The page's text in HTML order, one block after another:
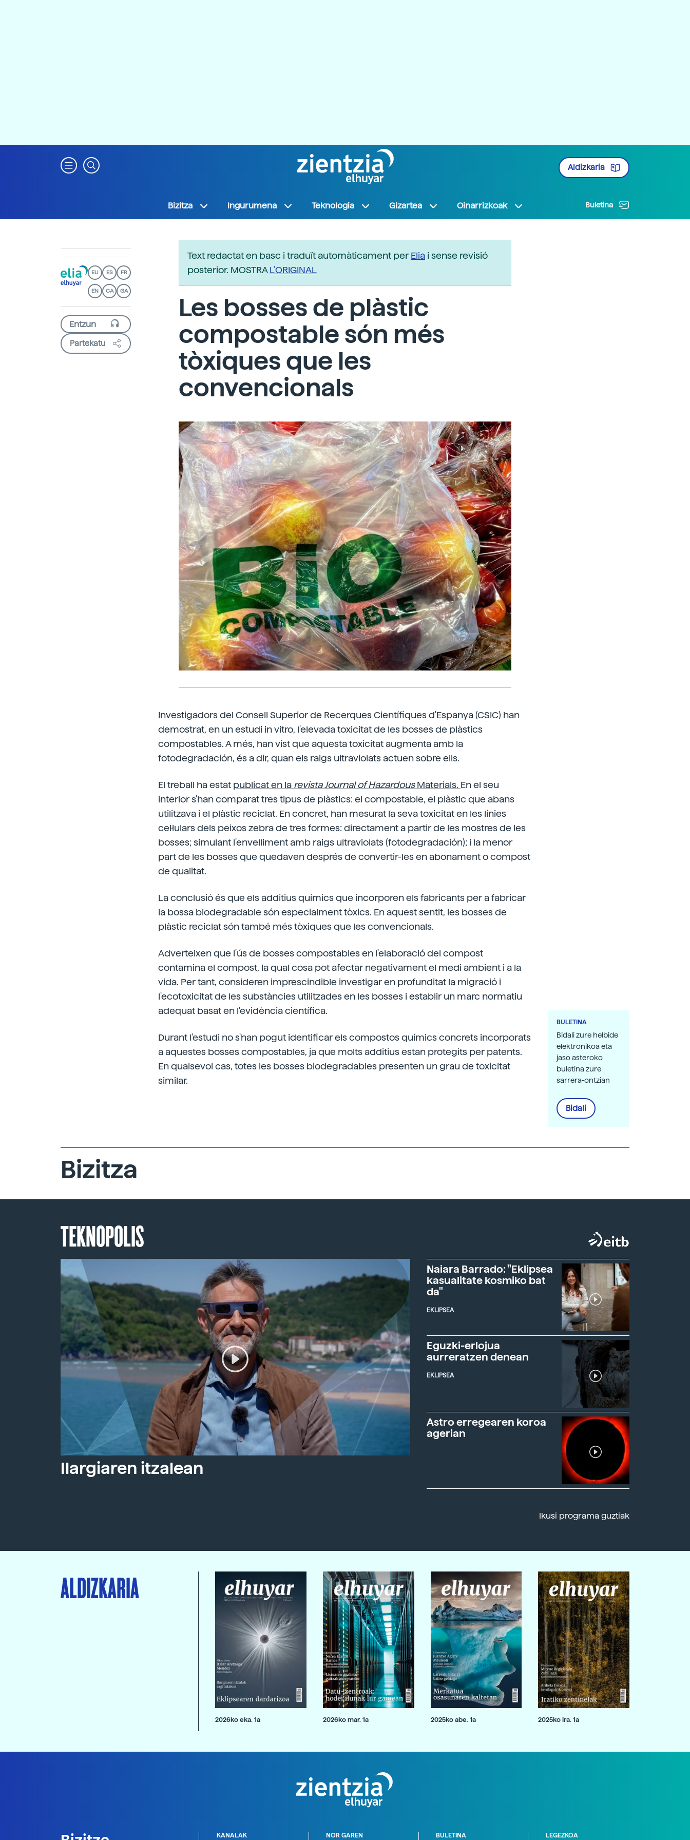
Aldizkaria
Bizitza Ingurumena Teknologia Gizartea Oinarrizkoak Buletina
EU ES FR
EN CA GA
Partekatu
Text redactat en basc i traduït automàticament perElia i sense revisió
posterior. MOSTRAL’ORIGINAL
Les bosses de plàstic
compostable són més
tòxiques que les
convencionals
Investigadors del Consell Superior de Recerques Científiques d'Espanya (CSIC) han
demostrat, en un estudi in vitro, l'elevada toxicitat de les bosses de plàstics
compostables. A més, han vist que aquesta toxicitat augmenta amb la
fotodegradación, és a dir, quan els raigs ultraviolats actuen sobre ells.
El treball ha estat publicat en la revista Journal of HazardousMaterials. En el seu
interior s'han comparat tres tipus de plàstics: el compostable, el plàstic que abans
utilitzava i el plàstic reciclat. En concret, han mesurat la seva toxicitat en les línies
cel·lulars dels peixos zebra de tres formes: directament a partir de les mostres de les
bosses; simulant l'envelliment amb raigs ultraviolats (fotodegradación); i la menor
part de les bosses que quedaven després de convertir-les en abonament o compost
de qualitat.
La conclusió és que els additius químics que incorporen els fabricants per a fabricar
la bossa biodegradable són especialment tòxics. En aquest sentit, les bosses de
plàstic reciclat són també més tòxiques que les convencionals.
Adverteixen que l'ús de bosses compostables en l'elaboració del compost
contamina el compost, la qual cosa pot afectar negativament el medi ambient i a la
vida. Per tant, consideren imprescindible investigar en profunditat la migració i
l'ecotoxicitat de les substàncies utilitzades en les bosses i establir un marc normatiu
adequat basat en l'evidència científica.
Durant l'estudi no s'han pogut identificar els compostos químics concrets incorporats
a aquestes bosses compostables, ja que molts additius estan protegits per patents.
En qualsevol cas, totes les bosses biodegradables presenten un grau de toxicitat
similar.
BULETINA
Bidali zure helbide
elektronikoa eta
jaso asteroko
buletina zure
sarrera-ontzian
Bidali
Bizitza
TEKNOPOLIS
Ilargiaren itzalean
Naiara Barrado: "Eklipsea
kasualitate kosmiko bat
da"
EKLIPSEA
Eguzki-erlojua
aurreratzen denean
EKLIPSEA
Astro erregearen koroa
agerian
Ikusi programa guztiak
ALDIZKARIA
2026ko eka. 1a 2026ko mar. 1a 2025ko abe. 1a 2025ko ira. 1a
KANALAK NOR GAREN BULETINA LEGEZKOA